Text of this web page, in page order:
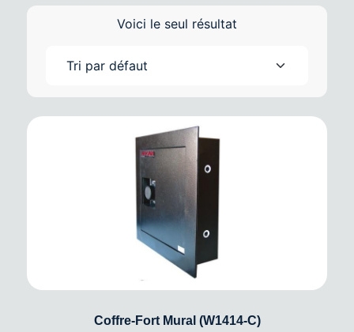
Voici le seul résultat
Coffre-Fort Mural (W1414-C)